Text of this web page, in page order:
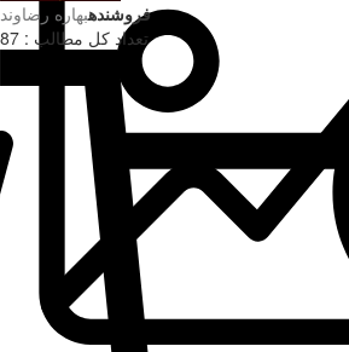
فروشندهبهاره رضاوند
تعداد کل مطالب : 87